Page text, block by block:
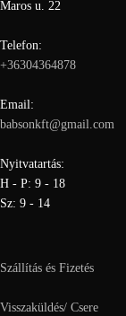
Maros u. 22
Telefon:
+36304364878
Email:
babsonkft@gmail.com
Nyitvatartás:
H - P: 9 - 18
Sz: 9 - 14
Szállítás és Fizetés
Visszaküldés/ Csere